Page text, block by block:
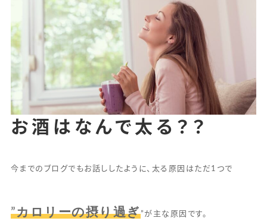
お酒はなんで太る？？
今までのブログでもお話ししたように、太る原因はただ1つで
”カロリーの摂り過ぎ”が主な原因です。